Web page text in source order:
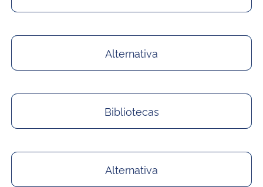
Alternativa
Bibliotecas
Alternativa